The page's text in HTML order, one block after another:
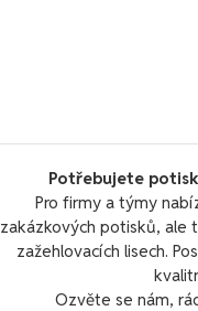
Potřebujete
Pro firmy a týmy
zakázkových potisků, ale
zažehlovacích lisech.
Ozvěte se nám,